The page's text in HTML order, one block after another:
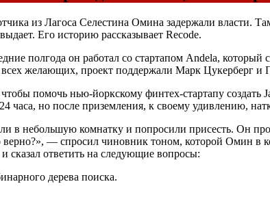
из Лагоса Селестина Омина задержали власти.
Его историю рассказывает Recode.
полгода он работал со стартапом Andela, который
желающих, проект поддержали Марк Цукерберг и
помочь нью-йоркскому финтех-стартапу создать
часа, но после приземления, к своему удивлению,
в небольшую комнатку и попросили присесть. Он
— спросил чиновник тоном, которой Омин в
сказал ответить на следующие вопросы:
дерева поиска.